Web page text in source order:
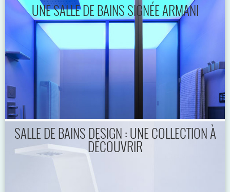
UNE SALLE DE BAINS SIGNÉE ARMANI
SALLE DE BAINS DESIGN : UNE COLLECTION À
DÉCOUVRIR